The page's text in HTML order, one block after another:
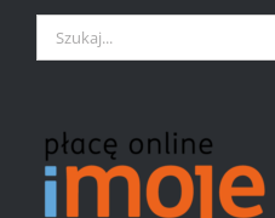
Szukaj